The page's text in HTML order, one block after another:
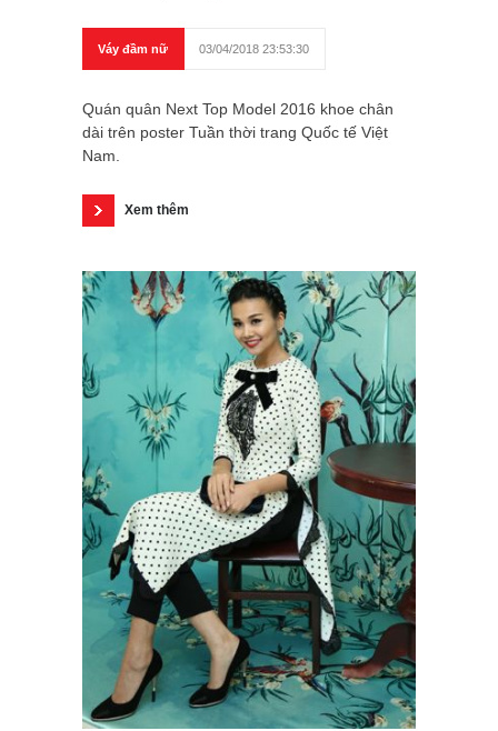
Váy đầm nữ 03/04/2018 23:53:30
Quán quân Next Top Model 2016 khoe chân
dài trên poster Tuần thời trang Quốc tế Việt
Nam.
Xem thêm